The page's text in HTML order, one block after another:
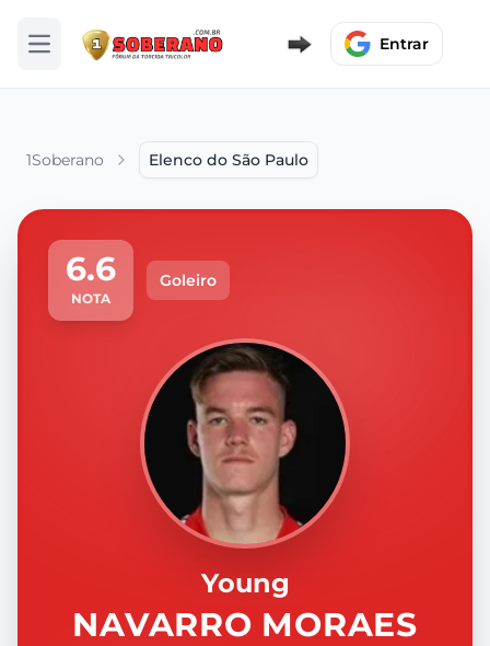
Abrir menu Entrar
1Soberano Elenco do São Paulo
6.6
NOTA
Goleiro
Young
NAVARRO MORAES